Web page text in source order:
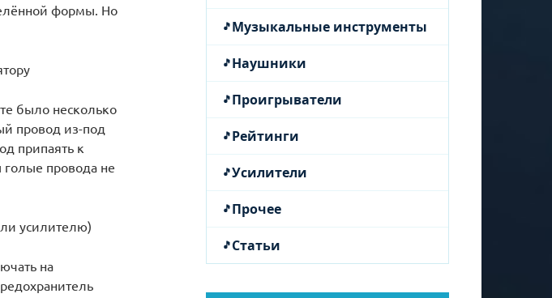
формы. Но
было несколько
провод из-под
припаять к
провода не
усилителю)
на
Музыкальные инструменты
Наушники
Проигрыватели
Рейтинги
Усилители
Прочее
Статьи